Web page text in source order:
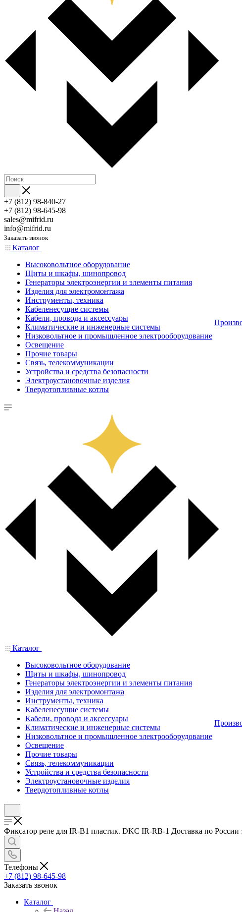
+7 (812) 98-840-27
+7 (812) 98-645-98
sales@mifrid.ru
info@mifrid.ru
Заказать звонок
Каталог
Высоковольтное оборудование
Щиты и шкафы, шинопровод
Генераторы электроэнергии и элементы питания
Изделия для электромонтажа
Инструменты, техника
Кабеленесущие системы
Кабели, провода и аксессуары
Климатические и инженерные системы
Низковольтное и промышленное электрооборудование
Освещение
Прочие товары
Связь, телекоммуникации
Устройства и средства безопасности
Электроустановочные изделия
Твердотопливные котлы
Каталог
Высоковольтное оборудование
Щиты и шкафы, шинопровод
Генераторы электроэнергии и элементы питания
Изделия для электромонтажа
Инструменты, техника
Кабеленесущие системы
Кабели, провода и аксессуары
Климатические и инженерные системы
Низковольтное и промышленное электрооборудование
Освещение
Прочие товары
Связь, телекоммуникации
Устройства и средства безопасности
Электроустановочные изделия
Твердотопливные котлы
Фиксатор реле для IR-B1 пластик. DKC IR-RB-1 Доставка по
Телефоны
+7 (812) 98-645-98
Заказать звонок
Каталог